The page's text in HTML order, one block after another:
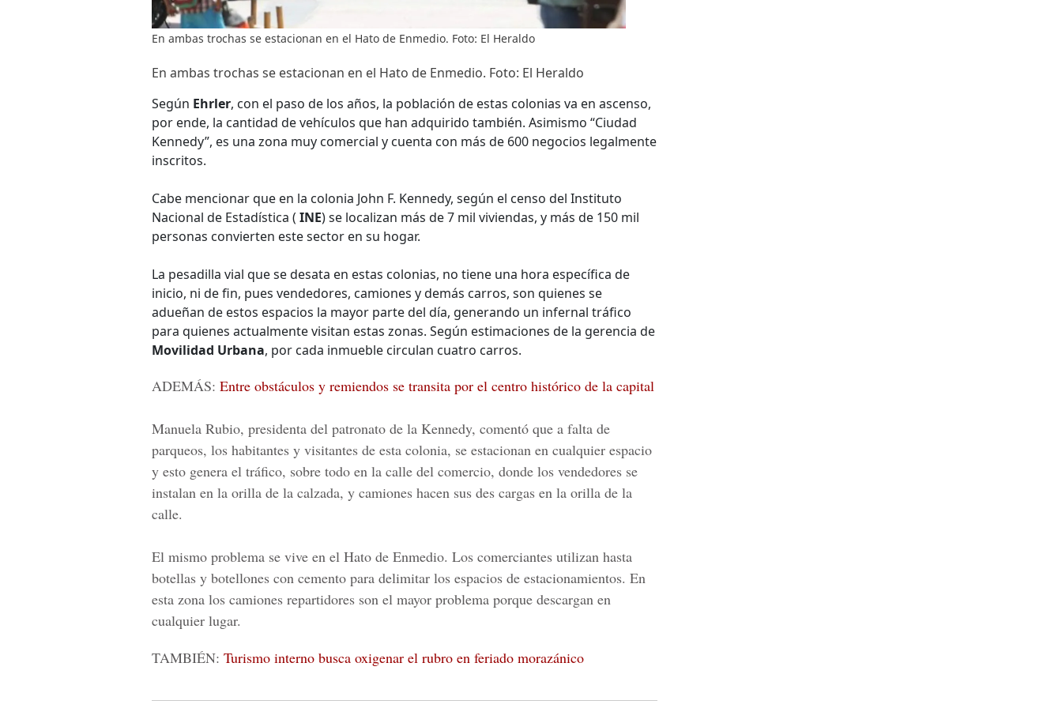
En ambas trochas se estacionan en el Hato de Enmedio. Foto: El Heraldo
En ambas trochas se estacionan en el Hato de Enmedio. Foto: El Heraldo
Según Ehrler, con el paso de los años, la población de estas colonias va en ascenso,
por ende, la cantidad de vehículos que han adquirido también. Asimismo “Ciudad
Kennedy”, es una zona muy comercial y cuenta con más de 600 negocios legalmente
inscritos.
Cabe mencionar que en la colonia John F. Kennedy, según el censo del Instituto
Nacional de Estadística ( INE) se localizan más de 7 mil viviendas, y más de 150 mil
personas convierten este sector en su hogar.
La pesadilla vial que se desata en estas colonias, no tiene una hora específica de
inicio, ni de fin, pues vendedores, camiones y demás carros, son quienes se
adueñan de estos espacios la mayor parte del día, generando un infernal tráfico
para quienes actualmente visitan estas zonas. Según estimaciones de la gerencia de
Movilidad Urbana, por cada inmueble circulan cuatro carros.
ADEMÁS: Entre obstáculos y remiendos se transita por el centro histórico de la capital
Manuela Rubio, presidenta del patronato de la Kennedy, comentó que a falta de
parqueos, los habitantes y visitantes de esta colonia, se estacionan en cualquier espacio
y esto genera el tráfico, sobre todo en la calle del comercio, donde los vendedores se
instalan en la orilla de la calzada, y camiones hacen sus des cargas en la orilla de la
calle.
El mismo problema se vive en el Hato de Enmedio. Los comerciantes utilizan hasta
botellas y botellones con cemento para delimitar los espacios de estacionamientos. En
esta zona los camiones repartidores son el mayor problema porque descargan en
cualquier lugar.
TAMBIÉN: Turismo interno busca oxigenar el rubro en feriado morazánico